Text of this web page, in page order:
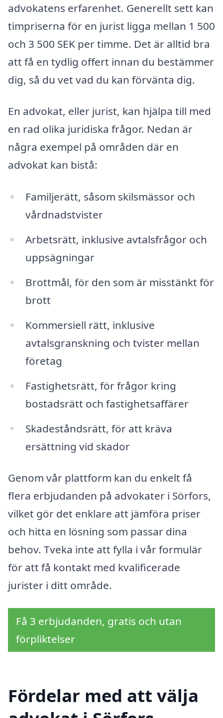
advokatens erfarenhet. Generellt sett kan
timpriserna för en jurist ligga mellan 1 500
och 3 500 SEK per timme. Det är alltid bra
att få en tydlig offert innan du bestämmer
dig, så du vet vad du kan förvänta dig.
En advokat, eller jurist, kan hjälpa till med
en rad olika juridiska frågor. Nedan är
några exempel på områden där en
advokat kan bistå:
Familjerätt, såsom skilsmässor och
vårdnadstvister
Arbetsrätt, inklusive avtalsfrågor och
uppsägningar
Brottmål, för den som är misstänkt för
brott
Kommersiell rätt, inklusive
avtalsgranskning och tvister mellan
företag
Fastighetsrätt, för frågor kring
bostadsrätt och fastighetsaffärer
Skadeståndsrätt, för att kräva
ersättning vid skador
Genom vår plattform kan du enkelt få
flera erbjudanden på advokater i Sörfors,
vilket gör det enklare att jämföra priser
och hitta en lösning som passar dina
behov. Tveka inte att fylla i vår formulär
för att få kontakt med kvalificerade
jurister i ditt område.
Få 3 erbjudanden, gratis och utan
förpliktelser
Fördelar med att välja